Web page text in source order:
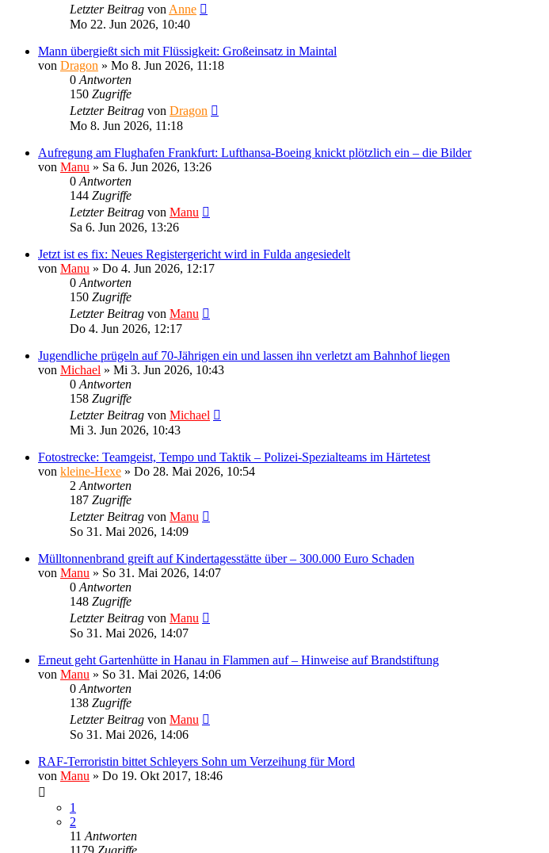
Letzter Beitrag von Anne
Mo 22. Jun 2026, 10:40
Mann übergießt sich mit Flüssigkeit: Großeinsatz in Maintal
von Dragon » Mo 8. Jun 2026, 11:18
0 Antworten
150 Zugriffe
Letzter Beitrag von Dragon
Mo 8. Jun 2026, 11:18
Aufregung am Flughafen Frankfurt: Lufthansa-Boeing knickt plötzlich ein – die Bilder
von Manu » Sa 6. Jun 2026, 13:26
0 Antworten
144 Zugriffe
Letzter Beitrag von Manu
Sa 6. Jun 2026, 13:26
Jetzt ist es fix: Neues Registergericht wird in Fulda angesiedelt
von Manu » Do 4. Jun 2026, 12:17
0 Antworten
150 Zugriffe
Letzter Beitrag von Manu
Do 4. Jun 2026, 12:17
Jugendliche prügeln auf 70-Jährigen ein und lassen ihn verletzt am Bahnhof liegen
von Michael » Mi 3. Jun 2026, 10:43
0 Antworten
158 Zugriffe
Letzter Beitrag von Michael
Mi 3. Jun 2026, 10:43
Fotostrecke: Teamgeist, Tempo und Taktik – Polizei-Spezialteams im Härtetest
von kleine-Hexe » Do 28. Mai 2026, 10:54
2 Antworten
187 Zugriffe
Letzter Beitrag von Manu
So 31. Mai 2026, 14:09
Mülltonnenbrand greift auf Kindertagesstätte über – 300.000 Euro Schaden
von Manu » So 31. Mai 2026, 14:07
0 Antworten
148 Zugriffe
Letzter Beitrag von Manu
So 31. Mai 2026, 14:07
Erneut geht Gartenhütte in Hanau in Flammen auf – Hinweise auf Brandstiftung
von Manu » So 31. Mai 2026, 14:06
0 Antworten
138 Zugriffe
Letzter Beitrag von Manu
So 31. Mai 2026, 14:06
RAF-Terroristin bittet Schleyers Sohn um Verzeihung für Mord
von Manu » Do 19. Okt 2017, 18:46
1
2
11 Antworten
1179 Zugriffe